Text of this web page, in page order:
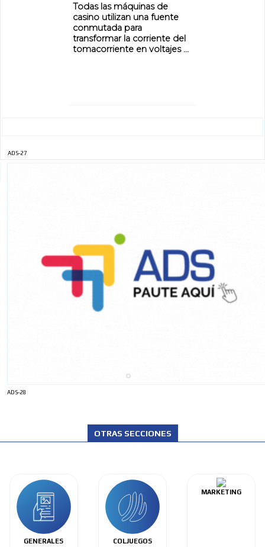
Todas las máquinas de
casino utilizan una fuente
conmutada para
transformar la corriente del
tomacorriente en voltajes ...
ADS-27
ADS-28
OTRAS SECCIONES
GENERALES COLJUEGOS
MARKETING